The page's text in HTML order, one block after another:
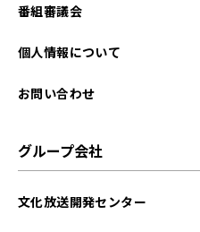
番組審議会
個人情報について
お問い合わせ
グループ会社
文化放送開発センター